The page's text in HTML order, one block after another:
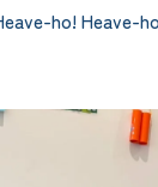
ho! Heave-